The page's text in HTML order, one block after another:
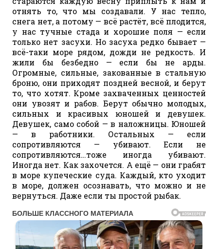
отнять то, что мы создавали. У нас тепло,
снега нет, а потому — всё растёт, всё плодится,
у нас тучные стада и хорошие поля — если
только нет засухи. Но засуха редко бывает —
всё-таки море рядом, дожди не редкость. И
жили бы безбедно — если бы не арды.
Огромные, сильные, закованные в стальную
броню, они приходят поздней весной, и берут
то, что хотят. Кроме захваченных ценностей
они увозят и рабов. Берут обычно молодых,
сильных и красивых юношей и девушек.
Девушек, само собой — в наложницы. Юношей
— в работники. Остальных — если
сопротивляются — убивают. Если не
сопротивляются…тоже иногда убивают.
Иногда нет. Как захочется. А ещё — они грабят
в море купеческие суда. Каждый, кто уходит
в море, должен осознавать, что можно и не
вернуться. Даже если ты простой рыбак.